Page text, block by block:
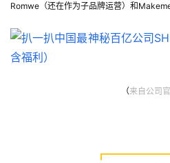
Romwe（还在作为子品牌运营）和
（来自公司